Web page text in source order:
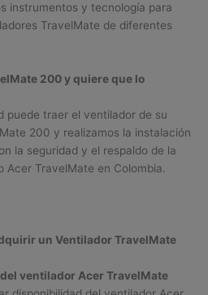
instrumentos y tecnología para
TravelMate de diferentes
200 y quiere que lo
puede traer el ventilador de su
200 y realizamos la instalación
la seguridad y el respaldo de la
Acer TravelMate en Colombia.
un Ventilador TravelMate
ventilador Acer TravelMate